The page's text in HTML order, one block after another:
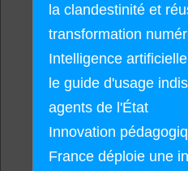
la clandestinité et
transformation
Intelligence
le guide d'usage
agents de l'État
Innovation
France déploie une